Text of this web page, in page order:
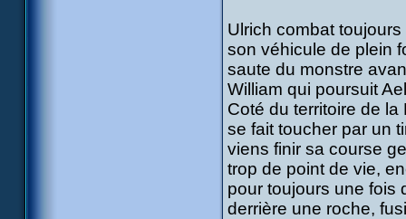
Ulrich combat
son véhicule de plein
saute du monstre
William qui poursuit
Coté du territoire de
se fait toucher par un
viens finir sa course
trop de point de vie,
pour toujours une fois
derrière une roche,